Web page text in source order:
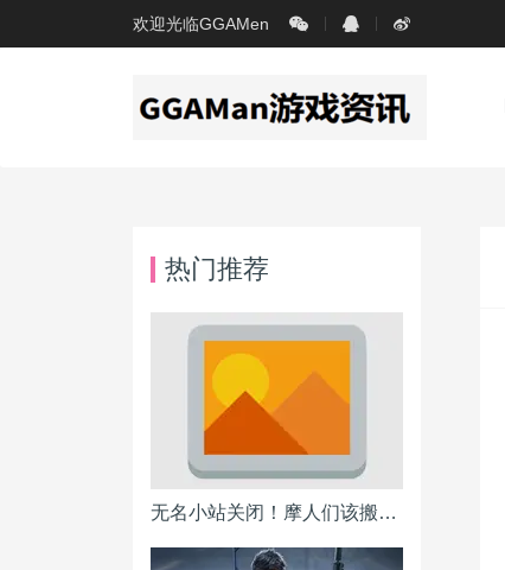
欢迎光临GGAMen
热门推荐
无名小站关闭！摩人们该搬到何处？各BLOG平台详细分析报告